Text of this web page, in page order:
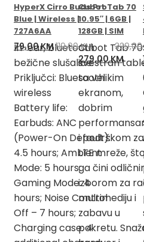
HyperX Cirro Buds Pro
Blue | Wireless |
727A6AA
119,00KM
Izvorna
cijena
je:
119,00 KM.
79,00KMTrenutna
cijena
79,00 KM.
In-ear, bluetooth
bežične slušalice.
Priključci: Bluetooth
wireless
Battery life:
Earbuds: ANC
(Power-On Default):
4.5 hours; Ambient
Mode: 5 hours;
Gaming Mode: 4
hours; Noise Control
Off – 7 hours;
Charging case: 4
Cubot Tab 70
10.95″ | 6GB |
128GB | SIM
329,00
Izvorna
bila
je:
329,00 KM.
279,00KM
je:
Cubot Tab
svestran
sa velikim
ekranom,
dobrim
i podrškom za
LTE mreže,
ga čini
izborom za
multimediju i
zabavu u
pokretu.